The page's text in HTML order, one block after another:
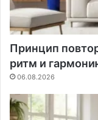
Принцип
ритм и
06.08.2026